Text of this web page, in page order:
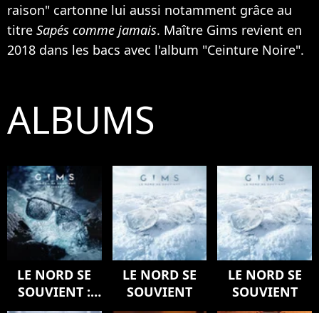
raison" cartonne lui aussi notamment grâce au
titre Sapés comme jamais. Maître Gims revient en
2018 dans les bacs avec l'album "Ceinture Noire".
ALBUMS
LE NORD SE
SOUVIENT :
L'ODYSSÉE
LE NORD SE
SOUVIENT
LE NORD SE
SOUVIENT